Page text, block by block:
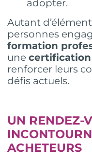
adopter.
Autant
personnes
formation
une
renforcer leurs
défis actuels.
UN RENDEZ-
ACHETEURS